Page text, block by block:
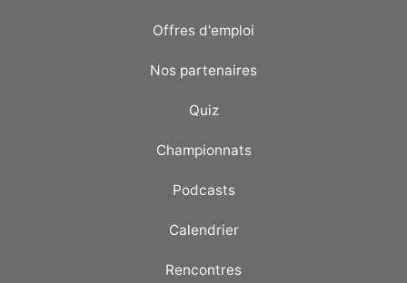
Offres d'emploi
Nos partenaires
Quiz
Championnats
Podcasts
Calendrier
Rencontres